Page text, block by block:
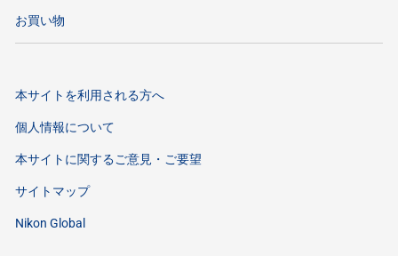
お買い物
本サイトを利用される方へ
個人情報について
本サイトに関するご意見・ご要望
サイトマップ
Nikon Global